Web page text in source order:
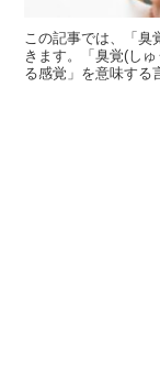
この記事では、「
きます。「臭覚(し
る感覚」を意味する